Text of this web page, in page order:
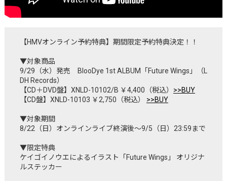
【HMVオンライン予約特典】期間限定予約特典決定！！
▼対象商品
9/29（水）発売 BlooDye 1st ALBUM「Future Wings」（L
DH Records）
【CD＋DVD盤】XNLD-10102/B ￥4,400（税込） >>BUY
【CD盤】XNLD-10103 ￥2,750（税込） >>BUY
▼対象期間
8/22（日）オンラインライブ終演後～9/5（日）23:59まで
▼限定特典
ケイゴイノウエによるイラスト「Future Wings」 オリジナ
ルステッカー